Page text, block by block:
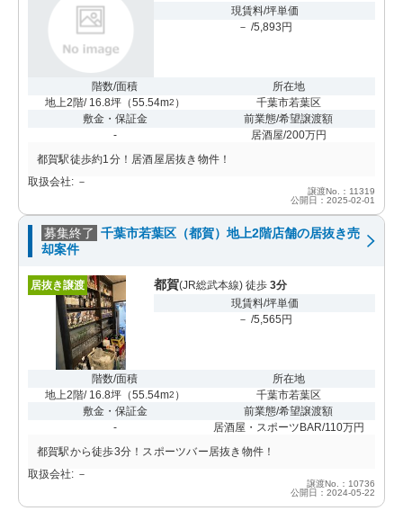
現賃料/坪単価
－ /5,893円
階数/面積
地上2階/ 16.8坪（55.54m2 ）
所在地
千葉市若葉区
敷金・保証金
-
前業態/希望譲渡額
居酒屋/200万円
都賀駅徒歩約1分！居酒屋居抜き物件！
取扱会社: －
譲渡No.：11319
公開日：2025-02-01
募集終了 千葉市若葉区（都賀）地上2階店舗の居抜き売
却案件
居抜き譲渡 都賀(JR総武本線) 徒歩 3分
現賃料/坪単価
－ /5,565円
階数/面積
地上2階/ 16.8坪（55.54m2 ）
所在地
千葉市若葉区
敷金・保証金
-
前業態/希望譲渡額
居酒屋・スポーツBAR/110万円
都賀駅から徒歩3分！スポーツバー居抜き物件！
取扱会社: －
譲渡No.：10736
公開日：2024-05-22